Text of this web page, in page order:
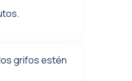
grifos estén